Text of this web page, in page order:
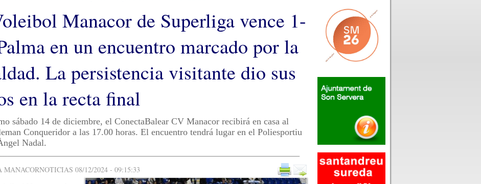
Manacor de Superliga vence 1-
en un encuentro marcado por la
La persistencia visitante dio sus
en la recta final
sábado 14 de diciembre, el ConectaBalear CV Manacor recibirá en casa al
Conqueridor a las 17.00 horas. El encuentro tendrá lugar en el Poliesportiu
Nadal.
MANACORNOTICIAS 08/12/2024 - 09:15:33